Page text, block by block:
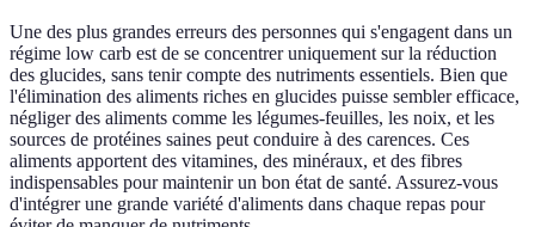
Une des plus grandes erreurs des personnes qui s'engagent dans un
régime low carb est de se concentrer uniquement sur la réduction
des glucides, sans tenir compte des nutriments essentiels. Bien que
l'élimination des aliments riches en glucides puisse sembler efficace,
négliger des aliments comme les légumes-feuilles, les noix, et les
sources de protéines saines peut conduire à des carences. Ces
aliments apportent des vitamines, des minéraux, et des fibres
indispensables pour maintenir un bon état de santé. Assurez-vous
d'intégrer une grande variété d'aliments dans chaque repas pour